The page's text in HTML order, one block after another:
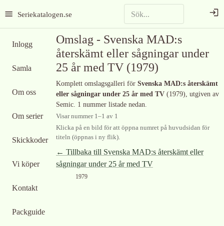
Seriekatalogen.se
Inlogg
Samla
Om oss
Om serier
Skickkoder
Vi köper
Kontakt
Packguide
Omslag - Svenska MAD:s
återskämt eller sågningar under
25 år med TV (1979)
Komplett omslagsgalleri för Svenska MAD:s återskämt
eller sågningar under 25 år med TV (1979), utgiven av
Semic. 1 nummer listade nedan.
Visar nummer 1–1 av 1
Klicka på en bild för att öppna numret på huvudsidan för
titeln (öppnas i ny flik).
← Tillbaka till Svenska MAD:s återskämt eller
sågningar under 25 år med TV
1979